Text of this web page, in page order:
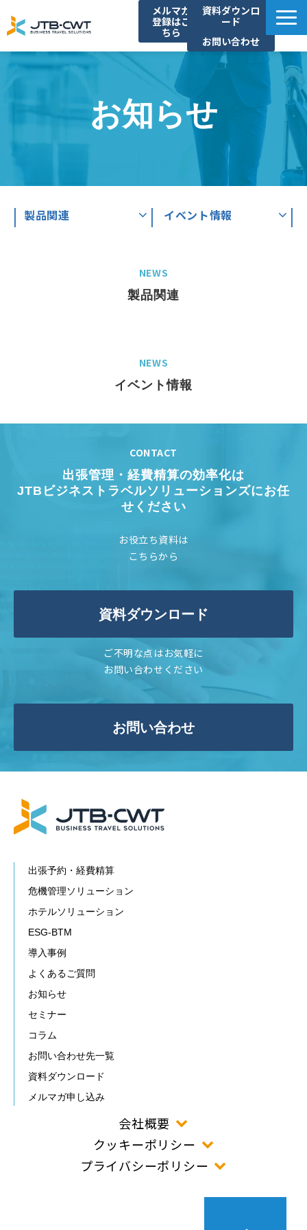
メルマガ
登録はこ
ちら
資料ダウンロ
ード
お問い合わせ
ソリューション紹介
導入事例
お知らせ
よくあるご質問
お知らせ
製品関連 イベント情報
NEWS
製品関連
NEWS
イベント情報
CONTACT
出張管理・経費精算の効率化は
JTBビジネストラベルソリューションズにお任
せください
お役立ち資料は
こちらから
資料ダウンロード
ご不明な点はお気軽に
お問い合わせください
お問い合わせ
出張予約・経費精算
危機管理ソリューション
ホテルソリューション
ESG-BTM
導入事例
よくあるご質問
お知らせ
セミナー
コラム
お問い合わせ先一覧
資料ダウンロード
メルマガ申し込み
会社概要
クッキーポリシー
プライバシーポリシー